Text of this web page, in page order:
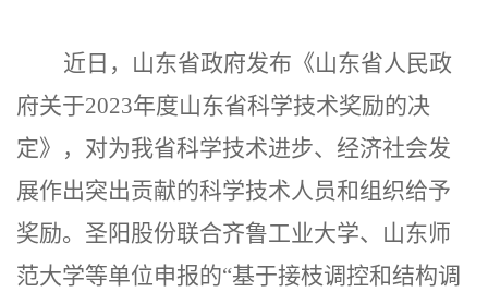
近日，山东省政府发布《山东省人民政
府关于2023年度山东省科学技术奖励的决
定》，对为我省科学技术进步、经济社会发
展作出突出贡献的科学技术人员和组织给予
奖励。圣阳股份联合齐鲁工业大学、山东师
范大学等单位申报的“基于接枝调控和结构调